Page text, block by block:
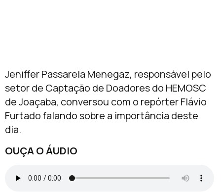
Jeniffer Passarela Menegaz, responsável pelo
setor de Captação de Doadores do HEMOSC
de Joaçaba, conversou com o repórter Flávio
Furtado falando sobre a importância deste
dia.
OUÇA O ÁUDIO